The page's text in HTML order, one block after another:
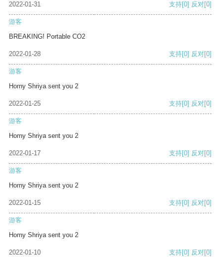
2022-01-31 支持[0] 反对[0]
游客
BREAKING! Portable CO2
2022-01-28 支持[0] 反对[0]
游客
Horny Shriya sent you 2
2022-01-25 支持[0] 反对[0]
游客
Horny Shriya sent you 2
2022-01-17 支持[0] 反对[0]
游客
Horny Shriya sent you 2
2022-01-15 支持[0] 反对[0]
游客
Horny Shriya sent you 2
2022-01-10 支持[0] 反对[0]